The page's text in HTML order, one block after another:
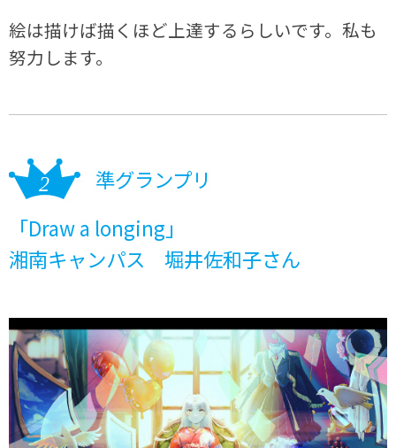
絵は描けば描くほど上達するらしいです。私も
努力します。
準グランプリ
「Draw a longing」
湘南キャンパス 堀井佐和子さん